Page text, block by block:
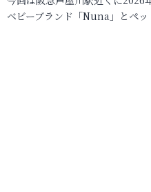
ベビーブランド「Nuna」とペ